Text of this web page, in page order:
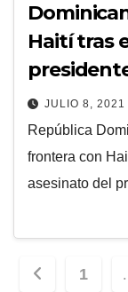
Haití tras
JULIO 8, 2021
República
frontera con
asesinato del
1